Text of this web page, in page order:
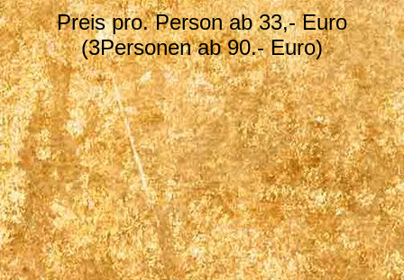
Preis pro. Person ab 33,- Euro
(3Personen ab 90.- Euro)